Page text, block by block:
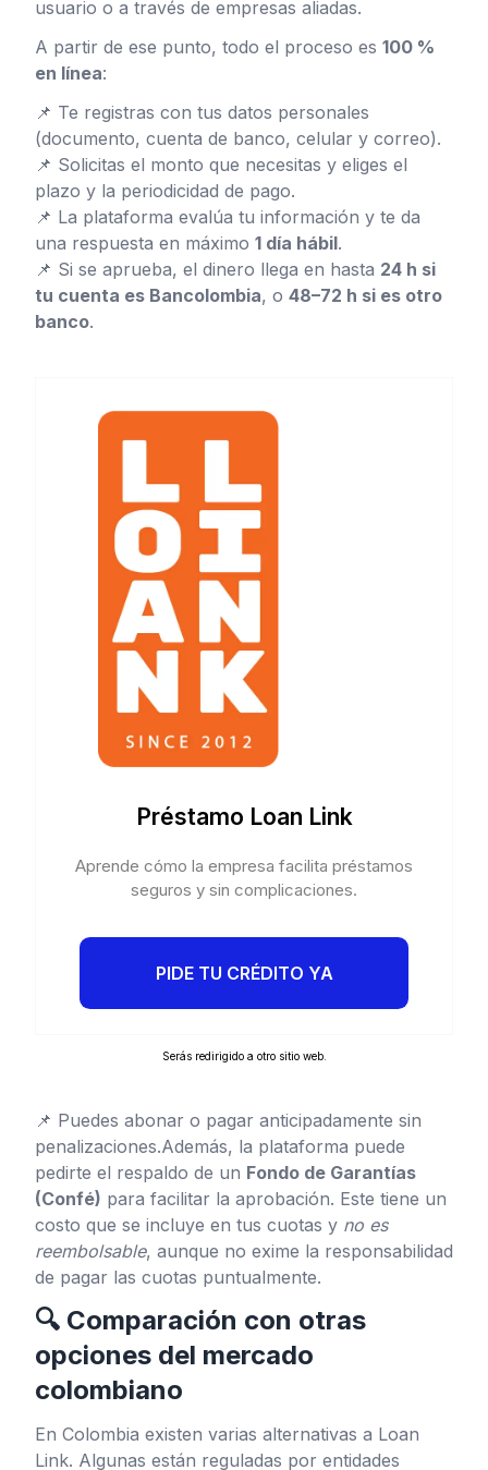
usuario o a través de empresas aliadas.
A partir de ese punto, todo el proceso es 100 %
en línea:
📌 Te registras con tus datos personales
(documento, cuenta de banco, celular y correo).
📌 Solicitas el monto que necesitas y eliges el
plazo y la periodicidad de pago.
📌 La plataforma evalúa tu información y te da
una respuesta en máximo 1 día hábil.
📌 Si se aprueba, el dinero llega en hasta 24 h si
tu cuenta es Bancolombia, o 48–72 h si es otro
banco.
Préstamo Loan Link
Aprende cómo la empresa facilita préstamos
seguros y sin complicaciones.
PIDE TU CRÉDITO YA
Serás redirigido a otro sitio web.
📌 Puedes abonar o pagar anticipadamente sin
penalizaciones.Además, la plataforma puede
pedirte el respaldo de un Fondo de Garantías
(Confé) para facilitar la aprobación. Este tiene un
costo que se incluye en tus cuotas y no es
reembolsable, aunque no exime la responsabilidad
de pagar las cuotas puntualmente.
🔍 Comparación con otras
opciones del mercado
colombiano
En Colombia existen varias alternativas a Loan
Link. Algunas están reguladas por entidades